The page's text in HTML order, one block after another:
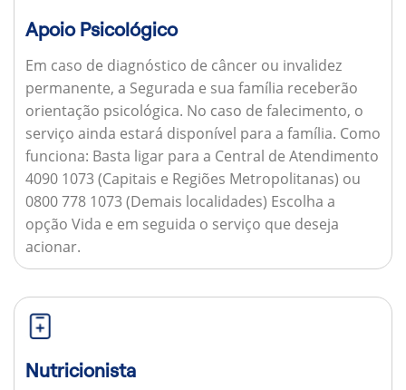
Apoio Psicológico
Em caso de diagnóstico de câncer ou invalidez
permanente, a Segurada e sua família receberão
orientação psicológica. No caso de falecimento, o
serviço ainda estará disponível para a família. Como
funciona: Basta ligar para a Central de Atendimento
4090 1073 (Capitais e Regiões Metropolitanas) ou
0800 778 1073 (Demais localidades) Escolha a
opção Vida e em seguida o serviço que deseja
acionar.
Nutricionista